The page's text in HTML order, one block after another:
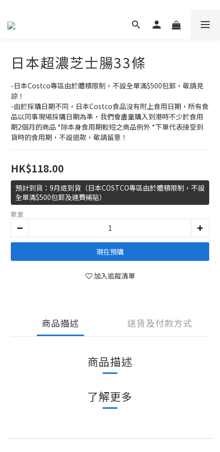
日本超濃芝士腸33條
-日本Costco專區由於體積限制，不設全單滿$500包郵，敬請見
諒！
-由於採購日期不同，日本Costco食品沒有附上食用日期，所有食
品以同事現場採購日期為準，我們會盡量購入到港時不少於食用
期2個月的商品 *除本身食用期較短之商品例外 *下單代表接受到
貨時的食用期，不設退款，敬請留意！
HK$118.00
預計到貨：9月底到貨（日本COSTCO專區由於體積限制，不設
全單滿$500包郵及運費補貼）
數量
現在預購
加入追蹤清單
商品描述 送貨及付款方式
商品描述
了解更多